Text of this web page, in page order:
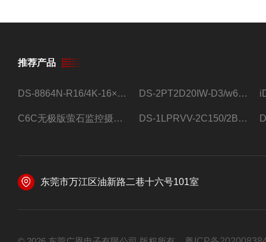
推荐产品
DS-8864N-R16/4K-16×4T/希捷16盘位录像机 DS-2PT2D20IW-D3/w64路高清硬盘录像机
C6C无极版萤石监控摄像头 DS-1LPRVV-2C150/2B监控室外夜视高清电源线护套线200米/卷
东莞市万江区油新路二巷十六号101室